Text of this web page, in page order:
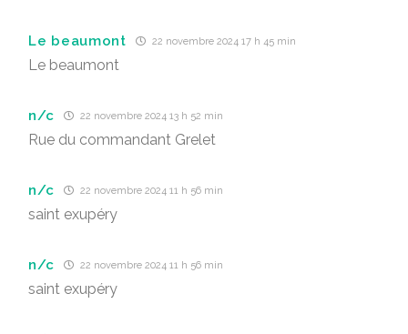
Le beaumont 22 novembre 2024 17 h 45 min
Le beaumont
n/c 22 novembre 2024 13 h 52 min
Rue du commandant Grelet
n/c 22 novembre 2024 11 h 56 min
saint exupéry
n/c 22 novembre 2024 11 h 56 min
saint exupéry